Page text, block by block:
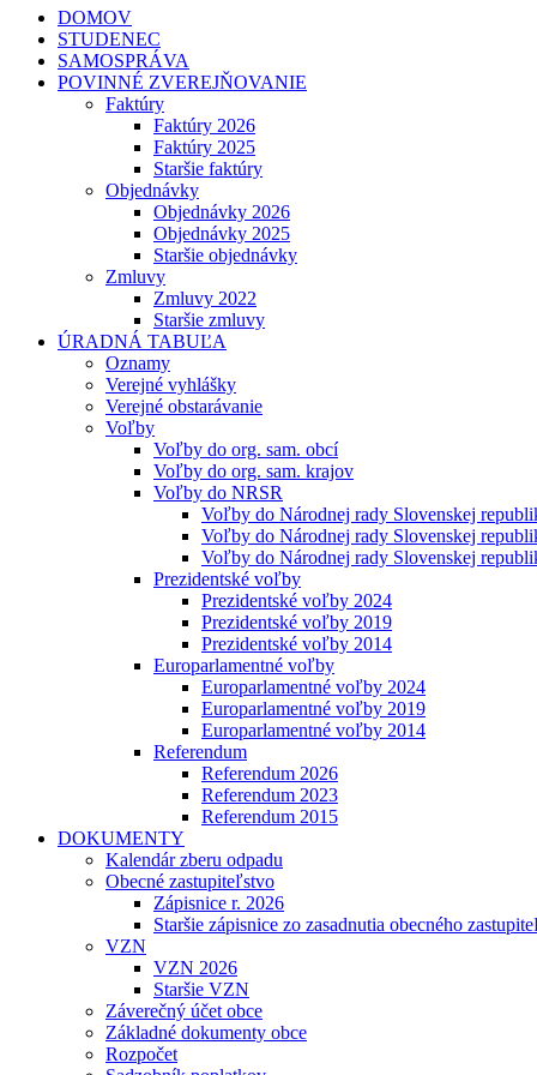
DOMOV
STUDENEC
SAMOSPRÁVA
POVINNÉ ZVEREJŇOVANIE
Faktúry
Faktúry 2026
Faktúry 2025
Staršie faktúry
Objednávky
Objednávky 2026
Objednávky 2025
Staršie objednávky
Zmluvy
Zmluvy 2022
Staršie zmluvy
ÚRADNÁ TABUĽA
Oznamy
Verejné vyhlášky
Verejné obstarávanie
Voľby
Voľby do org. sam. obcí
Voľby do org. sam. krajov
Voľby do NRSR
Voľby do Národnej rady Slovenskej
Voľby do Národnej rady Slovenskej
Voľby do Národnej rady Slovenskej
Prezidentské voľby
Prezidentské voľby 2024
Prezidentské voľby 2019
Prezidentské voľby 2014
Europarlamentné voľby
Europarlamentné voľby 2024
Europarlamentné voľby 2019
Europarlamentné voľby 2014
Referendum
Referendum 2026
Referendum 2023
Referendum 2015
DOKUMENTY
Kalendár zberu odpadu
Obecné zastupiteľstvo
Zápisnice r. 2026
Staršie zápisnice zo zasadnutia obecného
VZN
VZN 2026
Staršie VZN
Záverečný účet obce
Základné dokumenty obce
Rozpočet